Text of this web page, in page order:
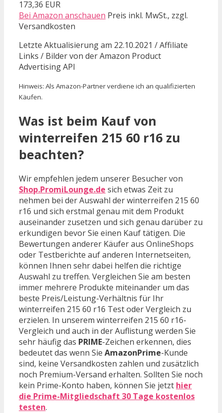
173,36 EUR
Bei Amazon anschauen Preis inkl. MwSt., zzgl.
Versandkosten
Letzte Aktualisierung am 22.10.2021 / Affiliate
Links / Bilder von der Amazon Product
Advertising API
Hinweis: Als Amazon-Partner verdiene ich an qualifizierten
Käufen.
Was ist beim Kauf von
winterreifen 215 60 r16 zu
beachten?
Wir empfehlen jedem unserer Besucher von
Shop.PromiLounge.de sich etwas Zeit zu
nehmen bei der Auswahl der winterreifen 215 60
r16 und sich erstmal genau mit dem Produkt
auseinander zusetzen und sich genau darüber zu
erkundigen bevor Sie einen Kauf tätigen. Die
Bewertungen anderer Käufer aus OnlineShops
oder Testberichte auf anderen Internetseiten,
können Ihnen sehr dabei helfen die richtige
Auswahl zu treffen. Vergleichen Sie am besten
immer mehrere Produkte miteinander um das
beste Preis/Leistung-Verhältnis für Ihr
winterreifen 215 60 r16 Test oder Vergleich zu
erzielen. In unserem winterreifen 215 60 r16-
Vergleich und auch in der Auflistung werden Sie
sehr häufig das PRIME-Zeichen erkennen, dies
bedeutet das wenn Sie AmazonPrime-Kunde
sind, keine Versandkosten zahlen und zusätzlich
noch Premium-Versand erhalten. Sollten Sie noch
kein Prime-Konto haben, können Sie jetzt hier
die Prime-Mitgliedschaft 30 Tage kostenlos
testen.